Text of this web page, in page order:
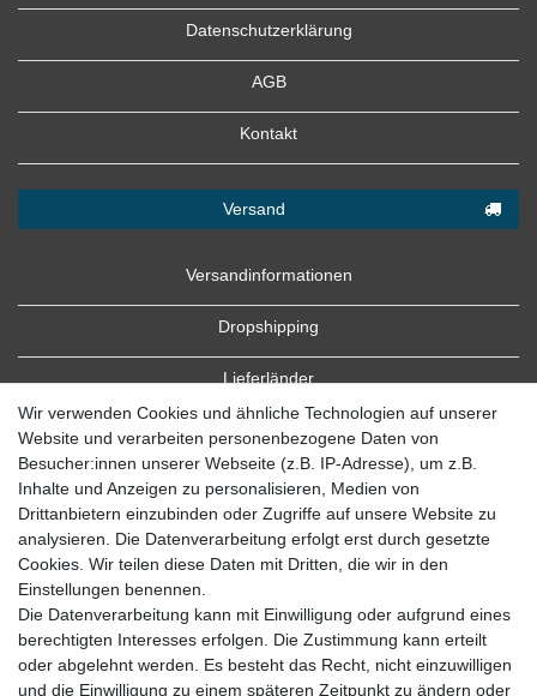
Datenschutzerklärung
AGB
Kontakt
Versand
Versandinformationen
Dropshipping
Lieferländer
Zahlung
Zahlungsbedingungen
Wir verwenden Cookies und ähnliche Technologien auf unserer
Website und verarbeiten personenbezogene Daten von
Besucher:innen unserer Webseite (z.B. IP-Adresse), um z.B.
Inhalte und Anzeigen zu personalisieren, Medien von
Drittanbietern einzubinden oder Zugriffe auf unsere Website zu
analysieren. Die Datenverarbeitung erfolgt erst durch gesetzte
Cookies. Wir teilen diese Daten mit Dritten, die wir in den
Einstellungen benennen.
Die Datenverarbeitung kann mit Einwilligung oder aufgrund eines
berechtigten Interesses erfolgen. Die Zustimmung kann erteilt
oder abgelehnt werden. Es besteht das Recht, nicht einzuwilligen
und die Einwilligung zu einem späteren Zeitpunkt zu ändern oder